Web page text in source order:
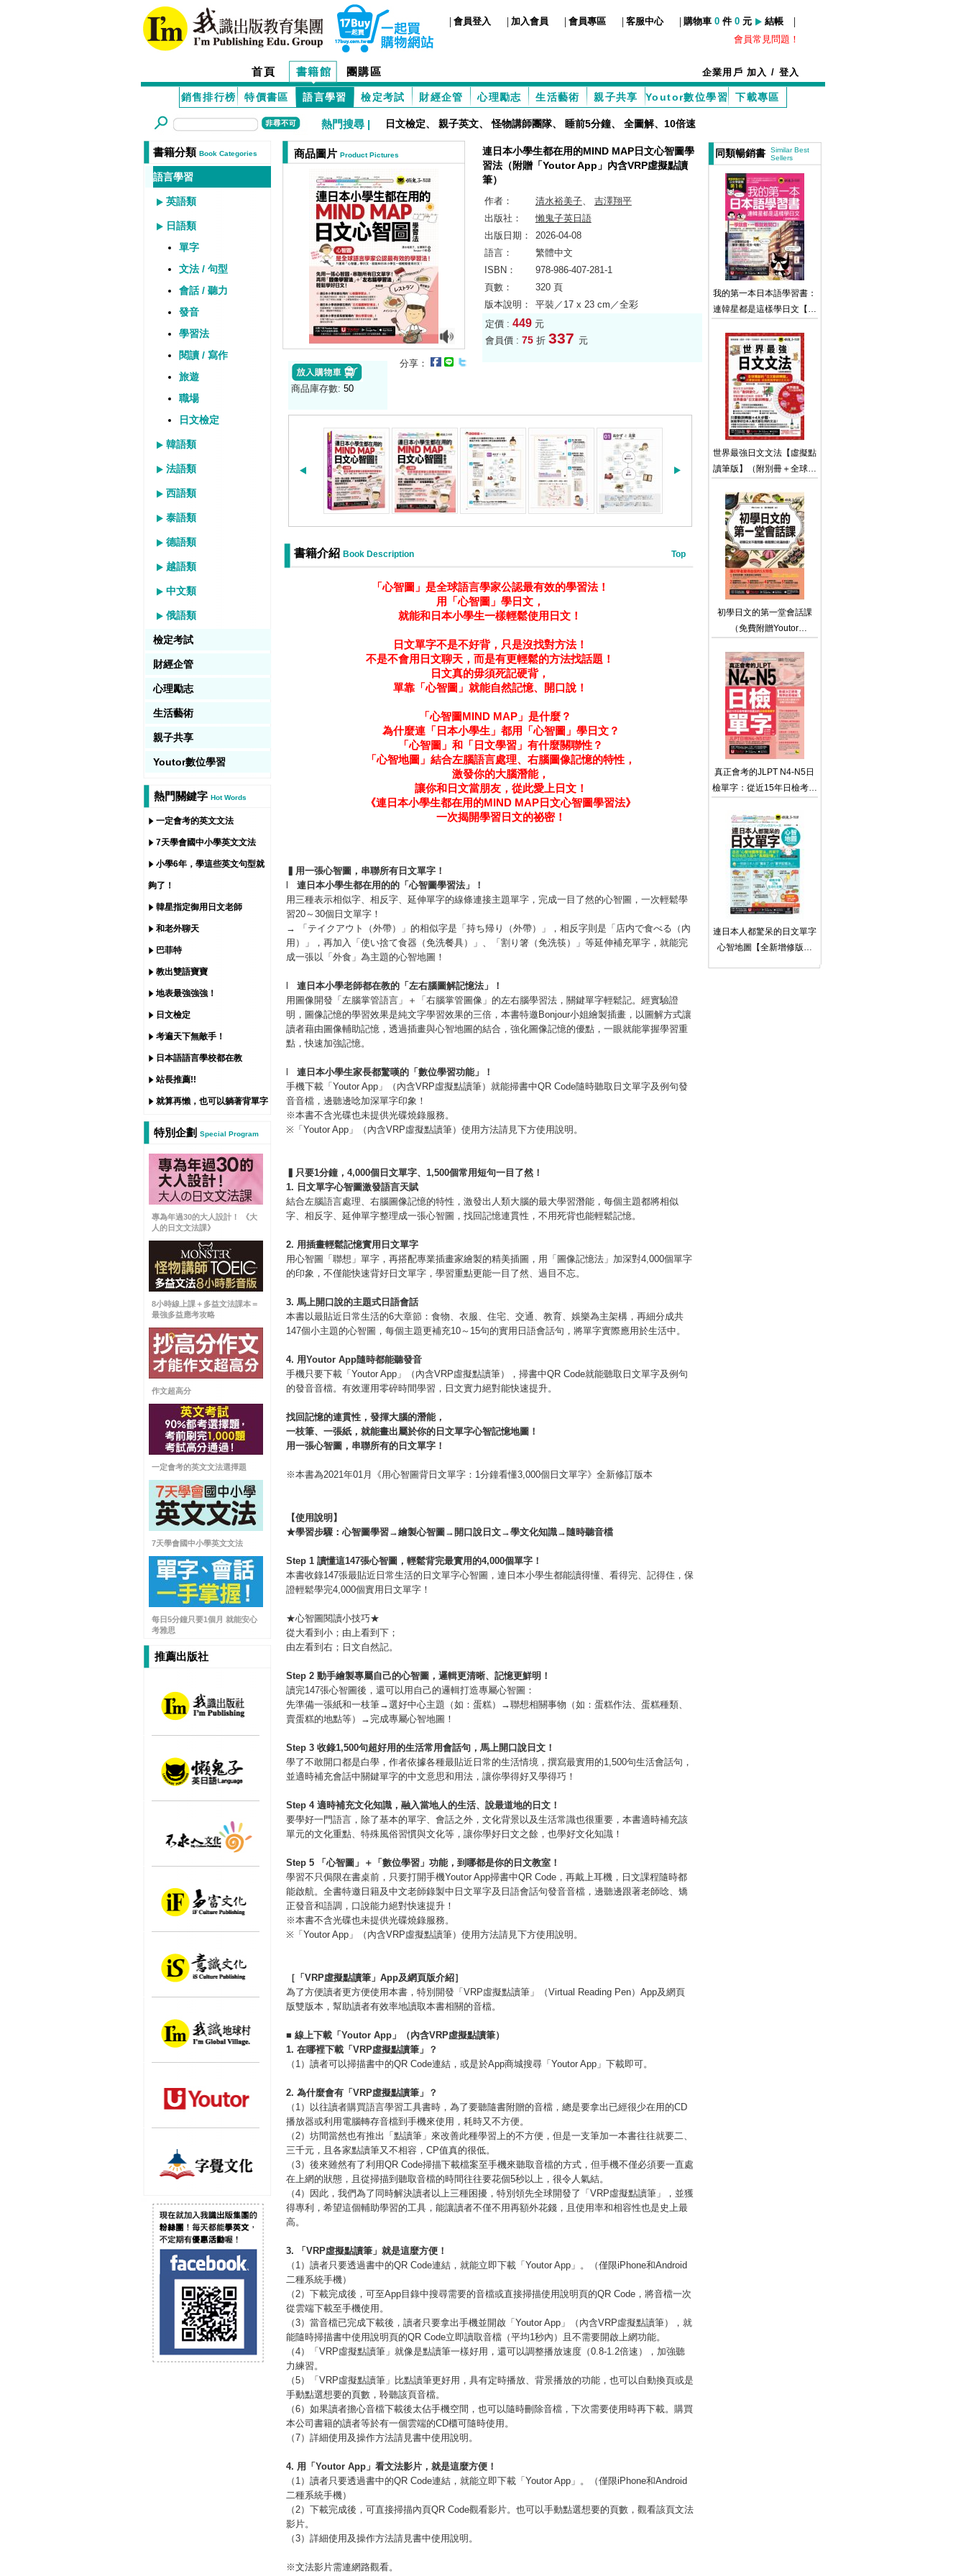
| 會員登入 | 加入會員 | 會員專區 | 客服中心 | 購物車 0 件 0 元 結帳 |
會員常見問題！
首頁 書籍館 團購區 企業用戶加入 / 登入
銷售排行榜 特價書區 語言學習 檢定考試 財經企管 心理勵志 生活藝術 親子共享 Youtor數位學習 下載專區
熱門搜尋 | 日文檢定、 親子英文、怪物講師團隊、 睡前5分鐘、 全圖解、10倍速
書籍分類 Book Categories
語言學習
英語類
日語類
單字
文法 / 句型
會話 / 聽力
發音
學習法
閱讀 / 寫作
旅遊
職場
日文檢定
韓語類
法語類
西語類
泰語類
德語類
越語類
中文類
俄語類
檢定考試
財經企管
心理勵志
生活藝術
親子共享
Youtor數位學習
熱門關鍵字 Hot Words
一定會考的英文文法
7天學會國中小學英文文法
小學6年，學這些英文句型就
夠了！
韓星指定御用日文老師
和老外聊天
巴菲特
教出雙語寶寶
地表最強強強！
日文檢定
考遍天下無敵手！
日本語語言學校都在教
站長推薦!!
就算再懶，也可以躺著背單字
特別企劃 Special Program
專為年過30的大人設計！ 《大
人的日文文法課》
8小時線上課＋多益文法課本＝
最強多益應考攻略
作文超高分
一定會考的英文文法選擇題
7天學會國中小學英文文法
每日5分鐘只要1個月 就能安心
考雅思
推薦出版社
商品圖片 Product Pictures
商品庫存數: 50
分享：
連日本小學生都在用的MIND MAP日文心智圖學
習法（附贈「Youtor App」內含VRP虛擬點讀
筆）
作者： 清水裕美子、 吉澤翔平
出版社：
懶鬼子英日語
出版日期：
2026-04-08
語言：
繁體中文
ISBN：
978-986-407-281-1
頁數：
320 頁
版本說明：
平裝／17 x 23 cm／全彩
定價 : 449 元
會員價 : 75折 337 元
書籍介紹 Book Description Top
「心智圖」是全球語言學家公認最有效的學習法！
用「心智圖」學日文，
就能和日本小學生一樣輕鬆使用日文！
日文單字不是不好背，只是沒找對方法！
不是不會用日文聊天，而是有更輕鬆的方法找話題！
日文真的毋須死記硬背，
單靠「心智圖」就能自然記憶、開口說！
「心智圖MIND MAP 」是什麼？
為什麼連「日本小學生」都用「心智圖」學日文？
「心智圖」和「日文學習」有什麼關聯性？
「心智地圖」結合左腦語言處理、右腦圖像記憶的特性，
激發你的大腦潛能，
讓你和日文當朋友，從此愛上日文！
《連日本小學生都在用的MIND MAP 日文心智圖學習法》
一次揭開學習日文的祕密！
▍用一張心智圖，串聯所有日文單字！
連日本小學生都在用的的「心智圖學習法」！
用三種表示相似字、相反字、延伸單字的線條連接主題單字，完成一目了然的心智圖，一次輕鬆學
習20～30個日文單字！
→ 「テイクアウト（外帶）」的相似字是「持ち帰り（外帶）」，相反字則是「店内で食べる（內
用）」，再加入「使い捨て食器（免洗餐具）」、「割り箸（免洗筷）」等延伸補充單字，就能完
成一張以「外食」為主題的心智地圖！
連日本小學老師都在教的「左右腦圖解記憶法」！
用圖像開發「左腦掌管語言」＋「右腦掌管圖像」的左右腦學習法，關鍵單字輕鬆記。經實驗證
明，圖像記憶的學習效果是純文字學習效果的三倍，本書特邀Bonjour小姐繪製插畫，以圖解方式讓
讀者藉由圖像輔助記憶，透過插畫與心智地圖的結合，強化圖像記憶的優點，一眼就能掌握學習重
點，快速加強記憶。
連日本小學生家長都驚嘆的「數位學習功能」！
手機下載「Youtor App」（內含VRP虛擬點讀筆）就能掃書中QR Code隨時聽取日文單字及例句發
音音檔，邊聽邊唸加深單字印象！
※本書不含光碟也未提供光碟燒錄服務。
※「Youtor App」（內含VRP虛擬點讀筆）使用方法請見下方使用說明。
▍只要1分鐘， 4,000個日文單字、 1,500個常用短句一目了然！
1. 日文單字心智圖激發語言天賦
結合左腦語言處理、右腦圖像記憶的特性，激發出人類大腦的最大學習潛能，每個主題都將相似
字、相反字、延伸單字整理成一張心智圖，找回記憶連貫性，不用死背也能輕鬆記憶。
2. 用插畫輕鬆記憶實用日文單字
用心智圖「聯想」單字，再搭配專業插畫家繪製的精美插圖，用「圖像記憶法」加深對4,000個單字
的印象，不僅能快速背好日文單字，學習重點更能一目了然、過目不忘。
3. 馬上開口說的主題式日語會話
本書以最貼近日常生活的6大章節：食物、衣服、住宅、交通、教育、娛樂為主架構，再細分成共
147個小主題的心智圖，每個主題更補充10～15句的實用日語會話句，將單字實際應用於生活中。
4. 用Youtor App隨時都能聽發音
手機只要下載「Youtor App」（內含VRP虛擬點讀筆），掃書中QR Code就能聽取日文單字及例句
的發音音檔。有效運用零碎時間學習，日文實力絕對能快速提升。
找回記憶的連貫性，發揮大腦的潛能，
一枝筆、一張紙，就能畫出屬於你的日文單字心智記憶地圖！
用一張心智圖，串聯所有的日文單字！
※本書為2021年01月《用心智圖背日文單字：1分鐘看懂3,000個日文單字》全新修訂版本
【使用說明】
★學習步驟：心智圖學習→繪製心智圖→開口說日文→學文化知識→ 隨時聽音檔
Step 1 讀懂這147張心智圖，輕鬆背完最實用的4,000個單字！
本書收錄147張最貼近日常生活的日文單字心智圖，連日本小學生都能讀得懂、看得完、記得住，保
證輕鬆學完4,000個實用日文單字！
★心智圖閱讀小技巧★
從大看到小；由上看到下；
由左看到右；日文自然記。
Step 2 動手繪製專屬自己的心智圖，邏輯更清晰、記憶更鮮明！
讀完147張心智圖後，還可以用自己的邏輯打造專屬心智圖：
先準備一張紙和一枝筆→選好中心主題（如：蛋糕）
→聯想相關事物（如：蛋糕作法、蛋糕種類、
賣蛋糕的地點等）
→完成專屬心智地圖！
Step 3 收錄1,500句超好用的生活常用會話句，馬上開口說日文！
學了不敢開口都是白學，作者依據各種最貼近日常的生活情境，撰寫最實用的1,500句生活會話句，
並適時補充會話中關鍵單字的中文意思和用法，讓你學得好又學得巧！
Step 4 適時補充文化知識，融入當地人的生活、說最道地的日文！
要學好一門語言，除了基本的單字、會話之外，文化背景以及生活常識也很重要，本書適時補充該
單元的文化重點、特殊風俗習慣與文化等，讓你學好日文之餘，也學好文化知識！
Step 5 「心智圖 」＋「 數位學習 」功能， 到哪都是你的日文教室！
學習不只侷限在書桌前，只要打開手機Youtor App掃書中QR Code，再戴上耳機，日文課程隨時都
能啟航。全書特邀日籍及中文老師錄製中日文單字及日語會話句發音音檔，邊聽邊跟著老師唸、矯
正發音和語調，口說能力絕對快速提升！
※本書不含光碟也未提供光碟燒錄服務。
※「Youtor App」（內含VRP虛擬點讀筆）使用方法請見下方使用說明。
［「 VRP虛擬點讀筆」 App及網頁版介紹］
為了方便讀者更方便使用本書，特別開發「VRP虛擬點讀筆」（Virtual Reading Pen）App及網頁
版雙版本，幫助讀者有效率地讀取本書相關的音檔。
■ 線上下載「 Youtor App 」（內含VRP虛擬點讀筆）
1. 在哪裡下載「 VRP虛擬點讀筆」？
（1）讀者可以掃描書中的QR Code連結，或是於App商城搜尋「Youtor App」下載即可。
2. 為什麼會有「 VRP虛擬點讀筆」？
（1）以往讀者購買語言學習工具書時，為了要聽隨書附贈的音檔，總是要拿出已經很少在用的CD
播放器或利用電腦轉存音檔到手機來使用，耗時又不方便。
（2）坊間當然也有推出「點讀筆」來改善此種學習上的不方便，但是一支筆加一本書往往就要二、
三千元，且各家點讀筆又不相容，CP值真的很低。
（3）後來雖然有了利用QR Code掃描下載檔案至手機來聽取音檔的方式，但手機不僅必須要一直處
在上網的狀態，且從掃描到聽取音檔的時間往往要花個5秒以上，很令人氣結。
（4）因此，我們為了同時解決讀者以上三種困擾，特別領先全球開發了「VRP虛擬點讀筆」，並獲
得專利，希望這個輔助學習的工具，能讓讀者不僅不用再額外花錢，且使用率和相容性也是史上最
高。
3. 「 VRP虛擬點讀筆」就是這麼方便！
（1）讀者只要透過書中的QR Code連結，就能立即下載「Youtor App」。（僅限iPhone和Android
二種系統手機）
（2）下載完成後，可至App目錄中搜尋需要的音檔或直接掃描使用說明頁的QR Code，將音檔一次
從雲端下載至手機使用。
（3）當音檔已完成下載後，讀者只要拿出手機並開啟「Youtor App」（內含VRP虛擬點讀筆），就
能隨時掃描書中使用說明頁的QR Code立即讀取音檔（平均1秒內）且不需要開啟上網功能。
（4）「VRP虛擬點讀筆」就像是點讀筆一樣好用，還可以調整播放速度（0.8-1.2倍速），加強聽
力練習。
（5）「VRP虛擬點讀筆」比點讀筆更好用，具有定時播放、背景播放的功能，也可以自動換頁或是
手動點選想要的頁數，聆聽該頁音檔。
（6）如果讀者擔心音檔下載後太佔手機空間，也可以隨時刪除音檔，下次需要使用時再下載。購買
本公司書籍的讀者等於有一個雲端的CD櫃可隨時使用。
（7）詳細使用及操作方法請見書中使用說明。
4. 用「 Youtor App 」看文法影片，就是這麼方便！
（1）讀者只要透過書中的QR Code連結，就能立即下載「Youtor App」。（僅限iPhone和Android
二種系統手機）
（2）下載完成後，可直接掃描內頁QR Code觀看影片。也可以手動點選想要的頁數，觀看該頁文法
影片。
（3）詳細使用及操作方法請見書中使用說明。
※文法影片需連網路觀看。
同類暢銷書
Similar Best
Sellers
我的第一本日本語學習書：
連韓星都是這樣學日文【虛
「Youtor App」內含VRP虛
擬點讀筆）
世界最強日文文法【虛擬點
讀筆版】（附別冊＋全球獨
App」內含VRP虛擬點讀
筆）
初學日文的第一堂會話課
（免費附贈Youtor
真正會考的JLPT N4-N5日
檢單字：從近15年日檢考題
（附贈「Youtor App」內含
VRP虛擬點讀筆）
連日本人都驚呆的日文單字
心智地圖【全新增修版】